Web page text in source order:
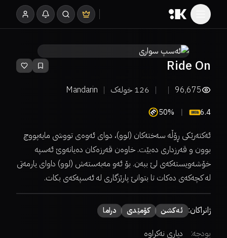
Ride On
96,675
126 خولەک Mandarin
6.4
50%
ئەکتەرێکی ڕۆڵە سەختەکان (لوو)، دوای ئەوەی تووشی مایەپووچ
بوون و قەرزداری دەبێت. خاوەن قەرزەکان دەیانەوێ ئەسپە
خۆشەویستەکەی لێ ببەن. بۆ ئەو مەبەستەش (لوو) داوای یارمەتی
لە کچەکەی دەکات تا بتوانێ پارێزگاری لە ئەسپەکەی بکات.
ژانراکان: ئەكشن كۆمێدی دراما
بودجە:
دیاری نەکراوە